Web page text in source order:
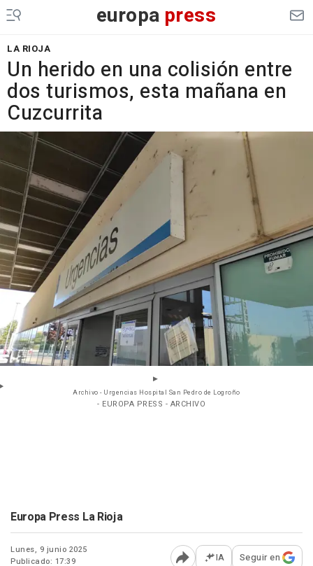
europa press
LA RIOJA
Un herido en una colisión entre
dos turismos, esta mañana en
Cuzcurrita
Archivo - Urgencias Hospital San Pedro de Logroño
- EUROPA PRESS - ARCHIVO
Europa Press La Rioja
Lunes, 9 junio 2025
Publicado: 17:39
IA Seguir en